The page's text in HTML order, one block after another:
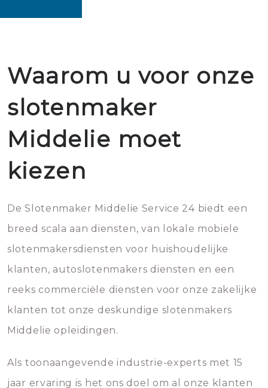
Waarom u voor onze
slotenmaker
Middelie moet
kiezen
De Slotenmaker Middelie Service 24 biedt een
breed scala aan diensten, van lokale mobiele
slotenmakersdiensten voor huishoudelijke
klanten, autoslotenmakers diensten en een
reeks commerciële diensten voor onze zakelijke
klanten tot onze deskundige slotenmakers
Middelie opleidingen.
Als toonaangevende industrie-experts met 15
jaar ervaring is het ons doel om al onze klanten